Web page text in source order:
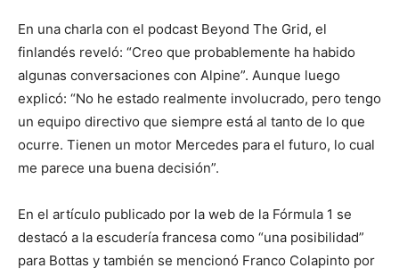
En una charla con el podcast Beyond The Grid, el
finlandés reveló: “Creo que probablemente ha habido
algunas conversaciones con Alpine”. Aunque luego
explicó: “No he estado realmente involucrado, pero tengo
un equipo directivo que siempre está al tanto de lo que
ocurre. Tienen un motor Mercedes para el futuro, lo cual
me parece una buena decisión”.
En el artículo publicado por la web de la Fórmula 1 se
destacó a la escudería francesa como “una posibilidad”
para Bottas y también se mencionó Franco Colapinto por